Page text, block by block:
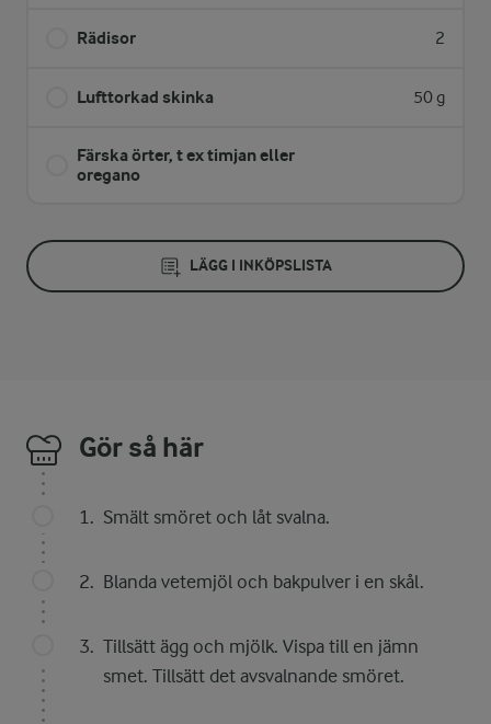
Rädisor 2
Lufttorkad skinka 50 g
Färska örter, t ex timjan eller
oregano
LÄGG I INKÖPSLISTA
Gör så här
Smält smöret och låt svalna.
Blanda vetemjöl och bakpulver i en skål.
Tillsätt ägg och mjölk. Vispa till en jämn
smet. Tillsätt det avsvalnande smöret.